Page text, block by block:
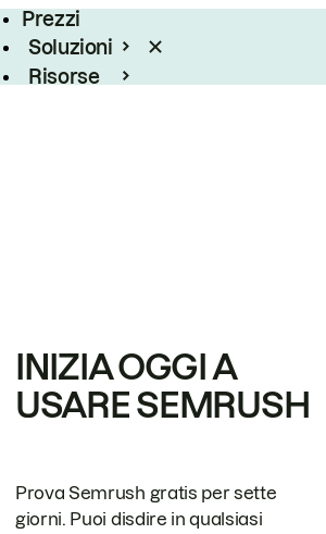
Prezzi
Soluzioni
Risorse
INIZIA OGGI A
USARE SEMRUSH
Prova Semrush gratis per sette
giorni. Puoi disdire in qualsiasi